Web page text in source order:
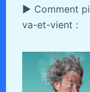
► Comment
va-et-vient :